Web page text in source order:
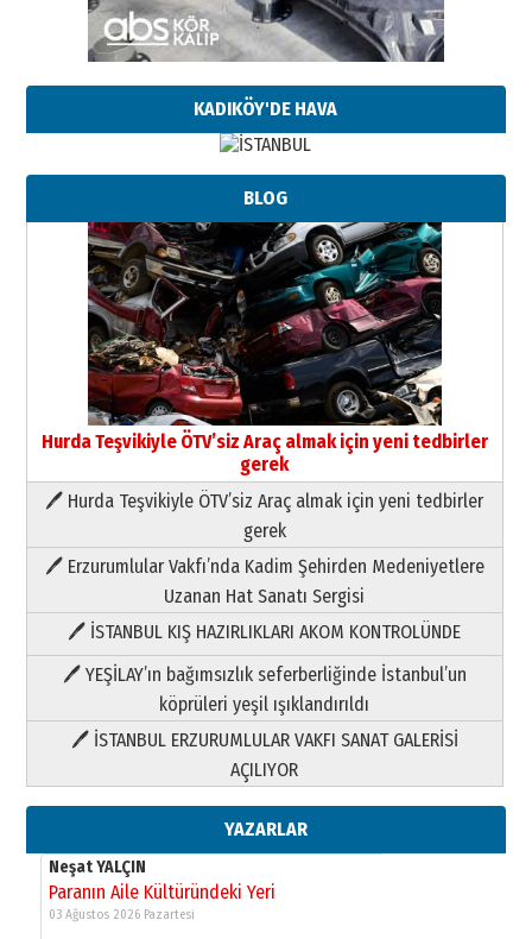
KADIKÖY'DE HAVA
BLOG
Hurda Teşvikiyle ÖTV’siz Araç almak için yeni tedbirler
gerek
🖊 Hurda Teşvikiyle ÖTV’siz Araç almak için yeni tedbirler
gerek
🖊 Erzurumlular Vakfı’nda Kadim Şehirden Medeniyetlere
Uzanan Hat Sanatı Sergisi
🖊 İSTANBUL KIŞ HAZIRLIKLARI AKOM KONTROLÜNDE
🖊 YEŞİLAY’ın bağımsızlık seferberliğinde İstanbul’un
köprüleri yeşil ışıklandırıldı
🖊 İSTANBUL ERZURUMLULAR VAKFI SANAT GALERİSİ
AÇILIYOR
YAZARLAR
Paranın Aile Kültüründeki Yeri
03 Ağustos 2026 Pazartesi
Yıldırım Gündoğdu
HAVVA’NIN ÜÇ KIZI
09 Temmuz 2026 Perşembe
Yusuf POLAT
Şampiyonluk Sebahattin Şirin’e
yazar
11 Mayıs 2026 Pazartesi
Neşat YALÇIN
Paranın Aile Kültüründeki Yeri
03 Ağustos 2026 Pazartesi